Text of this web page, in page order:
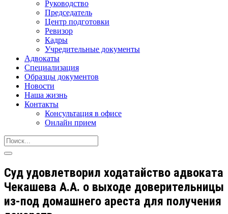
Руководство
Председатель
Центр подготовки
Ревизор
Кадры
Учредительные документы
Адвокаты
Специализация
Образцы документов
Новости
Наша жизнь
Контакты
Консультация в офисе
Онлайн прием
Суд удовлетворил ходатайство адвоката
Чекашева А.А. о выходе доверительницы
из-под домашнего ареста для получения